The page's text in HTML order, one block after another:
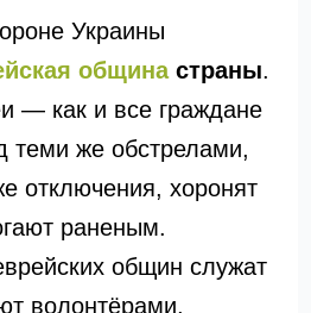
Украины
общинастраны.
— как и все граждане
теми же обстрелами,
отключения, хоронят
раненым.
общин служат
волонтёрами,